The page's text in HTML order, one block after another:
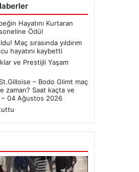
Hayatını Kurtaran
Ödül
Maç sırasında yıldırım
hayatını kaybetti
ve Prestijli Yaşam
– Bodo Glimt maç
zaman? Saat kaçta ve
– 04 Ağustos 2026